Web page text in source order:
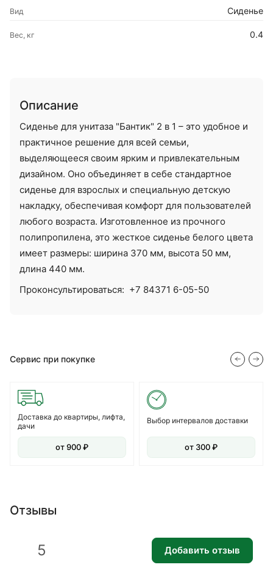
Вид Сиденье
Вес, кг 0.4
Описание
Сиденье для унитаза "Бантик" 2 в 1 – это удобное и
практичное решение для всей семьи,
выделяющееся своим ярким и привлекательным
дизайном. Оно объединяет в себе стандартное
сиденье для взрослых и специальную детскую
накладку, обеспечивая комфорт для пользователей
любого возраста. Изготовленное из прочного
полипропилена, это жесткое сиденье белого цвета
имеет размеры: ширина 370 мм, высота 50 мм,
длина 440 мм.
Проконсультироваться: +7 84371 6-05-50
Сервис при покупке
Доставка до квартиры, лифта,
дачи
от 900 ₽
Выбор интервалов доставки
от 300 ₽
Отзывы
5 Добавить отзыв